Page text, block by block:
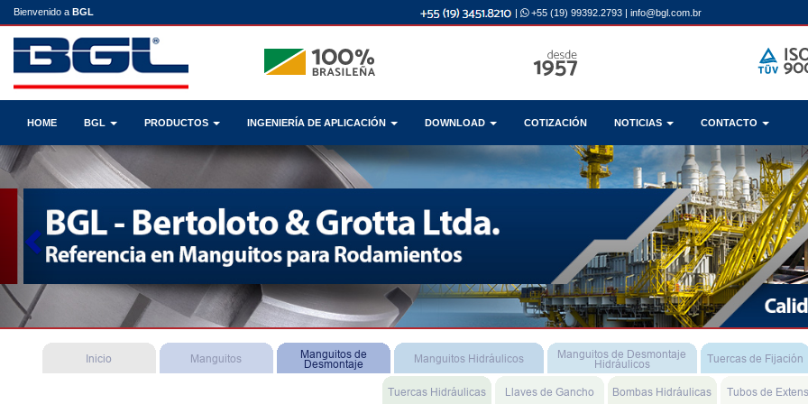
Bienvenido a BGL | +55 (19) 99392.2793 | info@bgl.com.br
HOME BGL PRODUCTOS INGENIERÍA DE APLICACIÓN DOWNLOAD COTIZACIÓN NOTICIAS CONTACTO
Previous